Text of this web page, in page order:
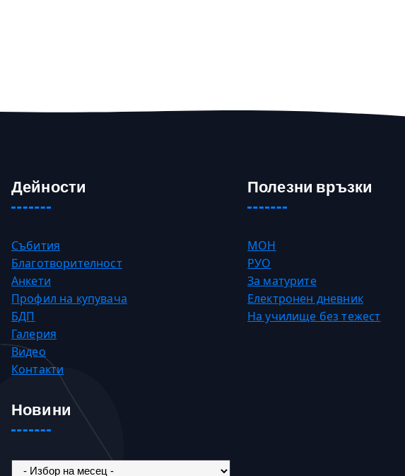
Дейности
Събития
Благотворителност
Анкети
Профил на купувача
БДП
Галерия
Видео
Контакти
Новини
Новини
Полезни връзки
МОН
РУО
За матурите
Електронен дневник
На училище без тежест